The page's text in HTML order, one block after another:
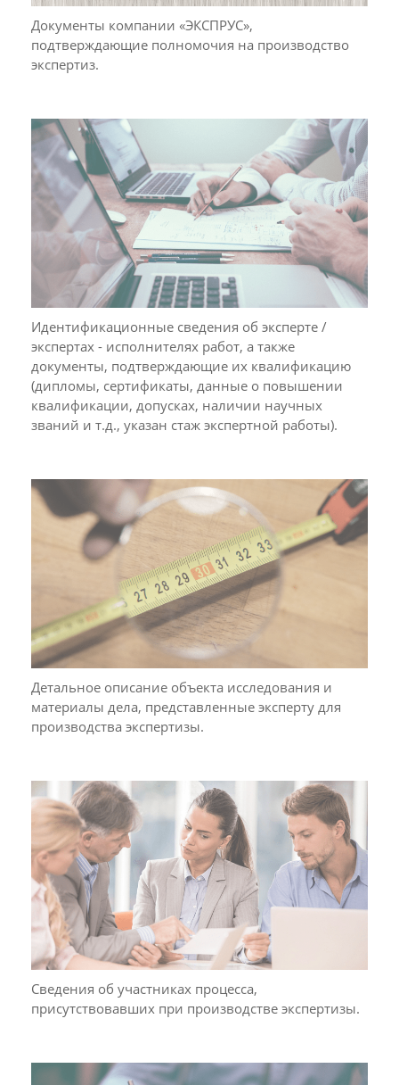
Документы компании «ЭКСПРУС»,
подтверждающие полномочия на производство
экспертиз.
Идентификационные сведения об эксперте /
экспертах - исполнителях работ, а также
документы, подтверждающие их квалификацию
(дипломы, сертификаты, данные о повышении
квалификации, допусках, наличии научных
званий и т.д., указан стаж экспертной работы).
Детальное описание объекта исследования и
материалы дела, представленные эксперту для
производства экспертизы.
Сведения об участниках процесса,
присутствовавших при производстве экспертизы.